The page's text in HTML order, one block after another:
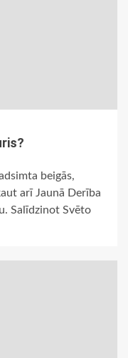
beigās,
arī Jaunā Derība
Salīdzinot Svēto